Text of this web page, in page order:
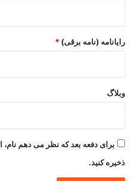
رایانامه (نامه برقی) *
وبلاگ
برای دفعه بعد که نظر می دهم
ذخیره کنید.